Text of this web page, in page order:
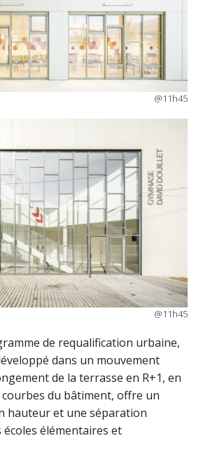
@11h45
@11h45
de requalification urbaine,
dans un mouvement
de la terrasse en R+1, en
courbes du bâtiment, offre un
hauteur et une séparation
élémentaires et